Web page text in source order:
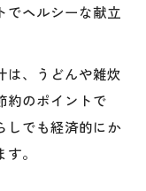
でヘルシーな献立
は、うどんや雑炊
約のポイントで
しでも経済的にか
。